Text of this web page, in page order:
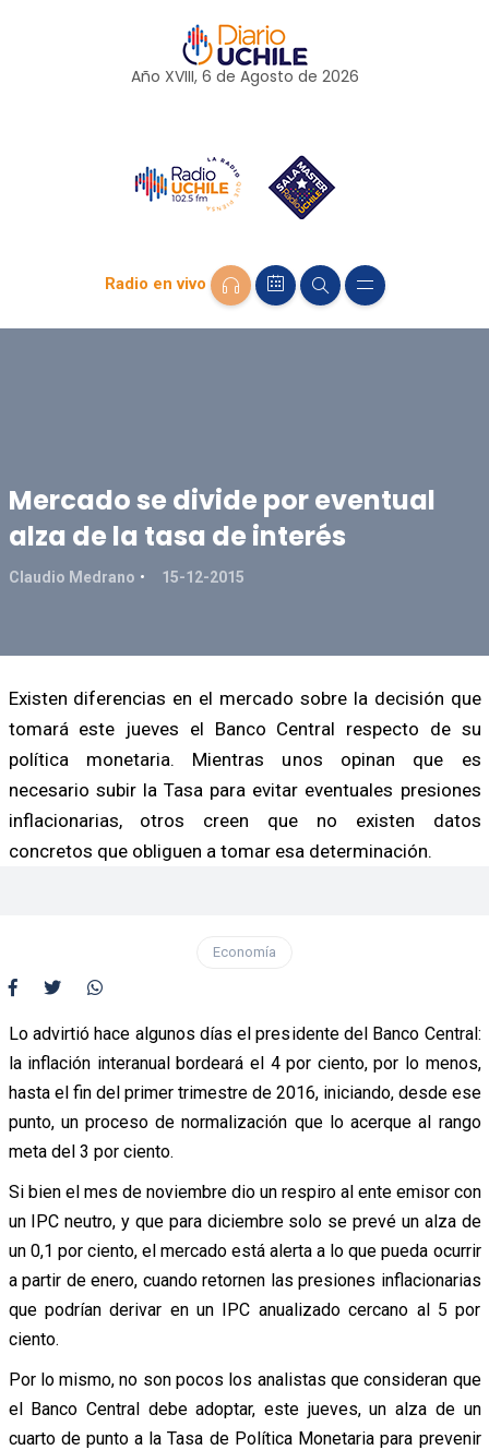
Año XVIII, 6 de Agosto de 2026
Radio en vivo
Mercado se divide por eventual
alza de la tasa de interés
Claudio Medrano 15-12-2015
Existen diferencias en el mercado sobre la decisión que
tomará este jueves el Banco Central respecto de su
política monetaria. Mientras unos opinan que es
necesario subir la Tasa para evitar eventuales presiones
inflacionarias, otros creen que no existen datos
concretos que obliguen a tomar esa determinación.
Economía
Lo advirtió hace algunos días el presidente del Banco Central:
la inflación interanual bordeará el 4 por ciento, por lo menos,
hasta el fin del primer trimestre de 2016, iniciando, desde ese
punto, un proceso de normalización que lo acerque al rango
meta del 3 por ciento.
Si bien el mes de noviembre dio un respiro al ente emisor con
un IPC neutro, y que para diciembre solo se prevé un alza de
un 0,1 por ciento, el mercado está alerta a lo que pueda ocurrir
a partir de enero, cuando retornen las presiones inflacionarias
que podrían derivar en un IPC anualizado cercano al 5 por
ciento.
Por lo mismo, no son pocos los analistas que consideran que
el Banco Central debe adoptar, este jueves, un alza de un
cuarto de punto a la Tasa de Política Monetaria para prevenir